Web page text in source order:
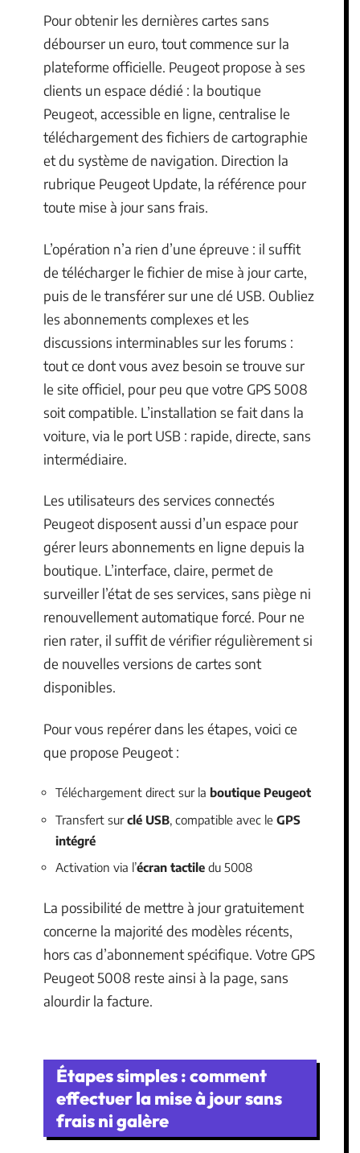
Pour obtenir les dernières cartes sans
débourser un euro, tout commence sur la
plateforme officielle. Peugeot propose à ses
clients un espace dédié : la boutique
Peugeot, accessible en ligne, centralise le
téléchargement des fichiers de cartographie
et du système de navigation. Direction la
rubrique Peugeot Update, la référence pour
toute mise à jour sans frais.
L’opération n’a rien d’une épreuve : il suffit
de télécharger le fichier de mise à jour carte,
puis de le transférer sur une clé USB. Oubliez
les abonnements complexes et les
discussions interminables sur les forums :
tout ce dont vous avez besoin se trouve sur
le site officiel, pour peu que votre GPS 5008
soit compatible. L’installation se fait dans la
voiture, via le port USB : rapide, directe, sans
intermédiaire.
Les utilisateurs des services connectés
Peugeot disposent aussi d’un espace pour
gérer leurs abonnements en ligne depuis la
boutique. L’interface, claire, permet de
surveiller l’état de ses services, sans piège ni
renouvellement automatique forcé. Pour ne
rien rater, il suffit de vérifier régulièrement si
de nouvelles versions de cartes sont
disponibles.
Pour vous repérer dans les étapes, voici ce
que propose Peugeot :
Téléchargement direct sur la boutique Peugeot
Transfert surclé USB , compatible avec le GPS
intégré
Activation via l’écran tactile du 5008
La possibilité de mettre à jour gratuitement
concerne la majorité des modèles récents,
hors cas d’abonnement spécifique. Votre GPS
Peugeot 5008 reste ainsi à la page, sans
alourdir la facture.
Étapes simples : comment
effectuer la mise à jour sans
frais ni galère